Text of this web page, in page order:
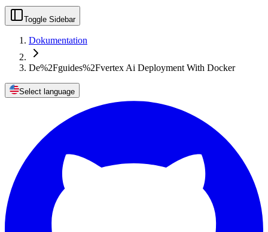
Toggle Sidebar
Dokumentation
De%2Fguides%2Fvertex Ai Deployment With Docker
Select language